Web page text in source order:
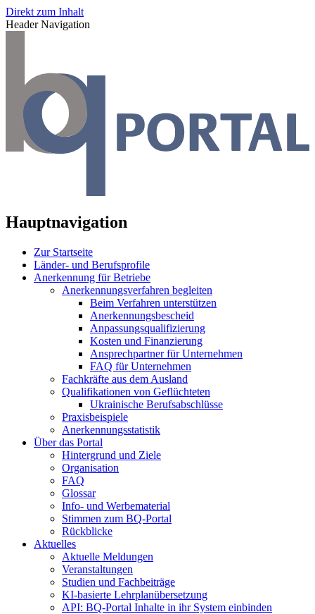
Direkt zum Inhalt
Header Navigation
Hauptnavigation
Zur Startseite
Länder- und Berufsprofile
Anerkennung für Betriebe
Anerkennungsverfahren begleiten
Beim Verfahren unterstützen
Anerkennungsbescheid
Anpassungsqualifizierung
Kosten und Finanzierung
Ansprechpartner für Unternehmen
FAQ für Unternehmen
Fachkräfte aus dem Ausland
Qualifikationen von Geflüchteten
Ukrainische Berufsabschlüsse
Praxisbeispiele
Anerkennungsstatistik
Über das Portal
Hintergrund und Ziele
Organisation
FAQ
Glossar
Info- und Werbematerial
Stimmen zum BQ-Portal
Rückblicke
Aktuelles
Aktuelle Meldungen
Veranstaltungen
Studien und Fachbeiträge
KI-basierte Lehrplanübersetzung
API: BQ-Portal Inhalte in ihr System einbinden